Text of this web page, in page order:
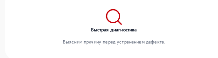
Быстрая диагностика
Выясним причину перед устранением дефекта.